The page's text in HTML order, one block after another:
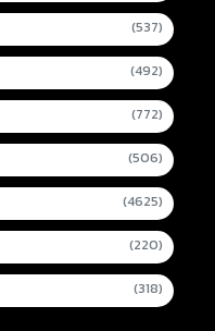
(537)
(492)
(772)
(506)
(4625)
(220)
(318)